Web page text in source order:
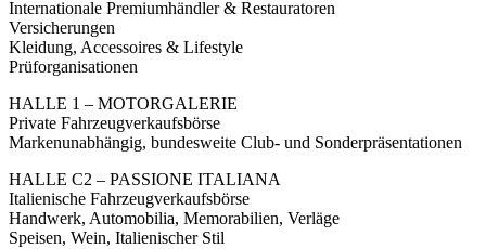
Internationale Premiumhändler & Restauratoren
Versicherungen
Kleidung, Accessoires & Lifestyle
Prüforganisationen
HALLE 1 – MOTORGALERIE
Private Fahrzeugverkaufsbörse
Markenunabhängig, bundesweite Club- und Sonderpräsentationen
HALLE C2 – PASSIONE ITALIANA
Italienische Fahrzeugverkaufsbörse
Handwerk, Automobilia, Memorabilien, Verläge
Speisen, Wein, Italienischer Stil